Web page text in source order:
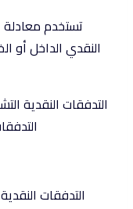
تستخدم معادلة
النقدي الداخل أو
التدفقات النقدية
التدفقات